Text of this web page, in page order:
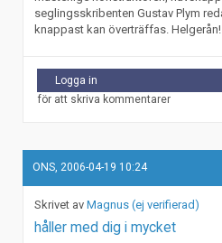
seglingsskribenten Gustav Plym
knappast kan överträffas. Helgerån!
Logga in
för att skriva kommentarer
ONS, 2006-04-19 10:24
Magnus (ej verifierad)
håller med dig i mycket